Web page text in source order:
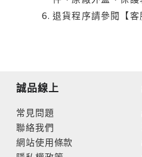
退貨程序請參閱【
誠品線上
常見問題
聯絡我們
網站使用條款